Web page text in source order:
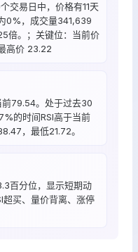
交易日中，价格有11天
0%，成交量341,639
倍。；关键位：当前价
高价 23.22
前79.54。处于过去30
的时间RSI高于当前
，最低21.72。
百分位，显示短期动
超买、量价背离、涨停